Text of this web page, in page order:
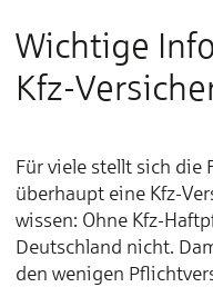
Wichtige
Kfz-
Für viele stellt sich die
überhaupt eine Kfz-
wissen: Ohne Kfz-
Deutschland nicht.
den wenigen